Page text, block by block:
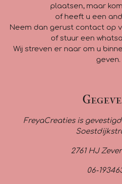
plaatsen, maar
of heeft u een
Neem dan gerust contact op
of stuur een
Wij streven er naar om u
geven.
FreyaCreaties is
2761 HJ
06-